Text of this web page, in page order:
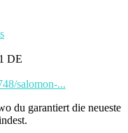
DE
salomon-...
du garantiert die neueste